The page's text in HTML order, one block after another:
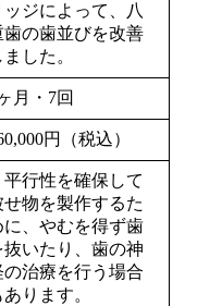
ッジによって、八
歯の歯並びを改善
ました。
月・7回
円（税込）
平行性を確保して
せ物を製作するた
に、やむを得ず歯
抜いたり、歯の神
の治療を行う場合
あります。